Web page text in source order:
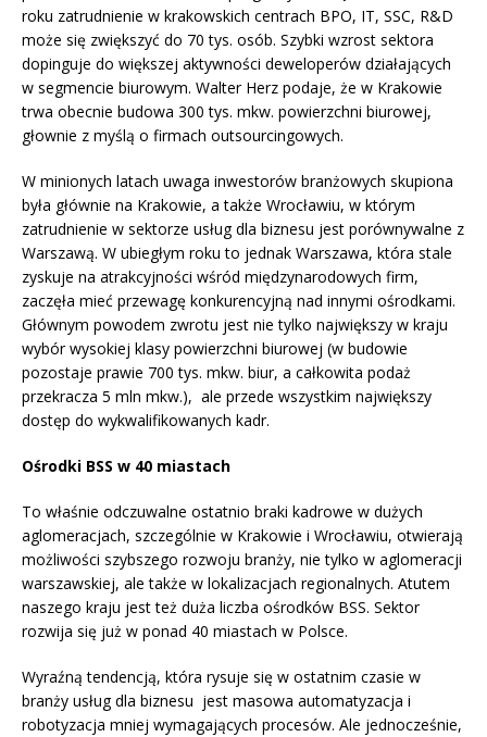
roku zatrudnienie w krakowskich centrach BPO, IT, SSC, R&D
może się zwiększyć do 70 tys. osób. Szybki wzrost sektora
dopinguje do większej aktywności deweloperów działających
w segmencie biurowym. Walter Herz podaje, że w Krakowie
trwa obecnie budowa 300 tys. mkw. powierzchni biurowej,
głownie z myślą o firmach outsourcingowych.
W minionych latach uwaga inwestorów branżowych skupiona
była głównie na Krakowie, a także Wrocławiu, w którym
zatrudnienie w sektorze usług dla biznesu jest porównywalne z
Warszawą. W ubiegłym roku to jednak Warszawa, która stale
zyskuje na atrakcyjności wśród międzynarodowych firm,
zaczęła mieć przewagę konkurencyjną nad innymi ośrodkami.
Głównym powodem zwrotu jest nie tylko największy w kraju
wybór wysokiej klasy powierzchni biurowej (w budowie
pozostaje prawie 700 tys. mkw. biur, a całkowita podaż
przekracza 5 mln mkw.), ale przede wszystkim największy
dostęp do wykwalifikowanych kadr.
Ośrodki BSS w 40 miastach
To właśnie odczuwalne ostatnio braki kadrowe w dużych
aglomeracjach, szczególnie w Krakowie i Wrocławiu, otwierają
możliwości szybszego rozwoju branży, nie tylko w aglomeracji
warszawskiej, ale także w lokalizacjach regionalnych. Atutem
naszego kraju jest też duża liczba ośrodków BSS. Sektor
rozwija się już w ponad 40 miastach w Polsce.
Wyraźną tendencją, która rysuje się w ostatnim czasie w
branży usług dla biznesu jest masowa automatyzacja i
robotyzacja mniej wymagających procesów. Ale jednocześnie,